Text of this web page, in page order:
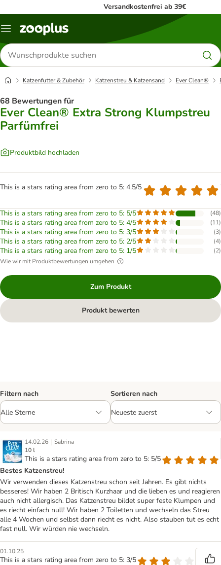
Versandkostenfrei ab 39€
Menü
Produkte
suchen
Katzenfutter & Zubehör Katzenstreu & Katzensand Ever Clean®
68 Bewertungen für
Ever Clean® Extra Strong Klumpstreu
Parfümfrei
Produktbild hochladen
This is a stars rating area from zero to 5: 4.5/5
This is a stars rating area from zero to 5: 5/5 (48)
This is a stars rating area from zero to 5: 4/5 (11)
This is a stars rating area from zero to 5: 3/5 (3)
This is a stars rating area from zero to 5: 2/5 (4)
This is a stars rating area from zero to 5: 1/5 (2)
Wie wir mit Produktbewertungen umgehen
Zum Produkt
Produkt bewerten
Filtern nach Sortieren nach
14.02.26 | Sabrina
10 l
This is a stars rating area from zero to 5: 5/5
Bestes Katzenstreu!
Wir verwenden dieses Katzenstreu schon seit Jahren. Es gibt nichts
besseres! Wir haben 2 Britisch Kurzhaar und die lieben es und reagieren
auch nicht allergisch. Das Katzenstreu bildet super feste Klumpen und
es riecht einfach null! Wir haben 2 Toiletten und wechseln das Streu
alle 4 Wochen und selbst dann riecht es nicht. Also stauben tut es echt
fast null. Wir würden nie wechseln.
01.10.25
This is a stars rating area from zero to 5: 3/5